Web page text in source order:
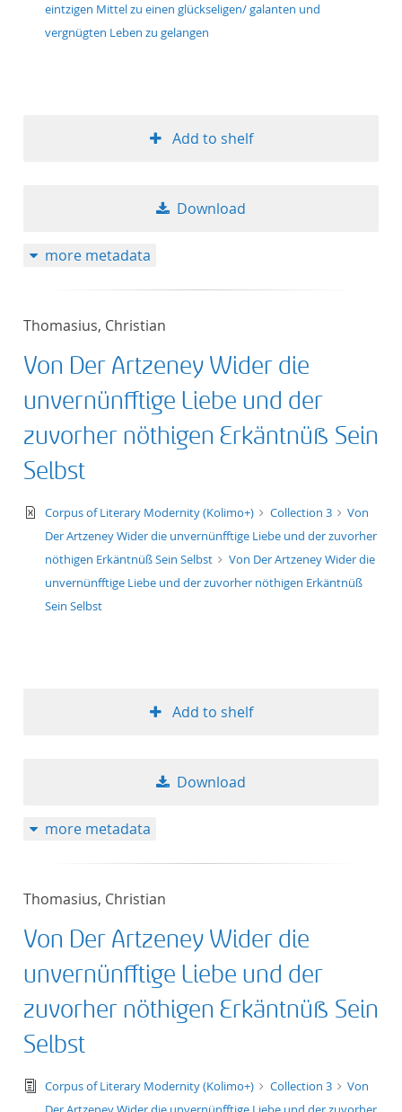
eintzigen Mittel zu einen glückseligen/ galanten und
vergnügten Leben zu gelangen
Add to shelf
Download
more metadata
Thomasius, Christian
Von Der Artzeney Wider die
unvernünfftige Liebe und der
zuvorher nöthigen Erkäntnüß Sein
Selbst
text/xml
Corpus of Literary Modernity (Kolimo+) Collection 3
Von
Der Artzeney Wider die unvernünfftige Liebe und der zuvorher
nöthigen Erkäntnüß Sein Selbst
Von Der Artzeney Wider die
unvernünfftige Liebe und der zuvorher nöthigen Erkäntnüß
Sein Selbst
Add to shelf
Download
more metadata
Thomasius, Christian
Von Der Artzeney Wider die
unvernünfftige Liebe und der
zuvorher nöthigen Erkäntnüß Sein
Selbst
text/tg.edition+tg.aggregation+xml
Corpus of Literary Modernity (Kolimo+) Collection 3
Von